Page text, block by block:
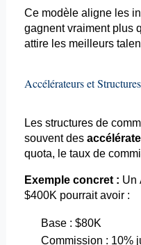
Ce modèle aligne les
gagnent vraiment plus
attire les meilleurs
Accélérateurs et
Les structures de
souvent des
quota, le taux de
Exemple concret : Un
$400K pourrait avoir :
Base : $80K
Commission : 10%